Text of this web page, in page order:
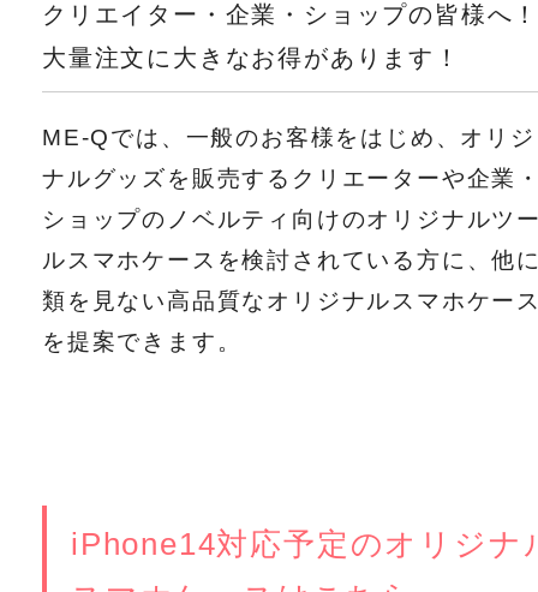
クリエイター・企業・ショップの皆様へ
大量注文に大きなお得があります！
ME-Qでは、一般のお客様をはじめ、オリジ
ナルグッズを販売するクリエーターや企業
ショップのノベルティ向けのオリジナルツ
ルスマホケースを検討されている方に、他
類を見ない高品質なオリジナルスマホケー
を提案できます。
iPhone14対応予定のオリジナ